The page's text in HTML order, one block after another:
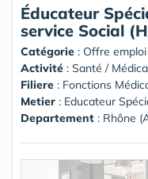
Éducateur
service Social
Catégorie : Offre emploi
Activité : Santé /
Filiere : Fonctions
Metier : Educateur
Departement : Rhône